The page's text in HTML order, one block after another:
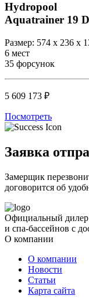
Hydropool
Aquatrainer 19
Размер: 574 х 236 х
6 мест
35 форсунок
5 609 173 ₽
Посмотреть
Заявка
Замерщик
договорится об
Официальный
и спа-бассейнов с
О компании
О компании
Новости
Статьи
Карта сайта